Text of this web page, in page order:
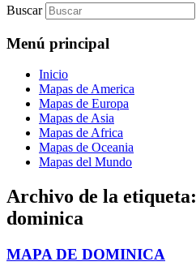
Buscar
Menú principal
Inicio
Mapas de America
Mapas de Europa
Mapas de Asia
Mapas de Africa
Mapas de Oceania
Mapas del Mundo
Archivo de la etiqueta:
dominica
MAPA DE DOMINICA